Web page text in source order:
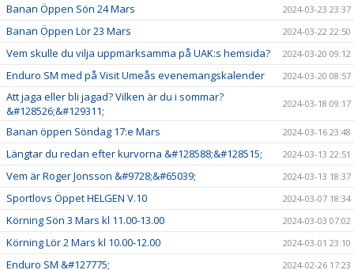
Banan Öppen Sön 24 Mars 2024-03-23 23:37
Banan Öppen Lör 23 Mars 2024-03-22 22:50
Vem skulle du vilja uppmärksamma på UAK:s hemsida? 2024-03-20 09:12
Enduro SM med på Visit Umeås evenemangskalender 2024-03-20 08:57
Att jaga eller bli jagad? Vilken är du i sommar?
&#128526;&#129311;
2024-03-18 09:17
Banan öppen Söndag 17:e Mars 2024-03-16 23:48
Längtar du redan efter kurvorna &#128588;&#128515; 2024-03-13 22:51
Vem är Roger Jonsson &#9728;&#65039; 2024-03-13 18:37
Sportlovs Öppet HELGEN V.10 2024-03-07 18:34
Körning Sön 3 Mars kl 11.00-13.00 2024-03-03 07:02
Körning Lör 2 Mars kl 10.00-12.00 2024-03-01 23:10
Enduro SM &#127775; 2024-02-26 17:23